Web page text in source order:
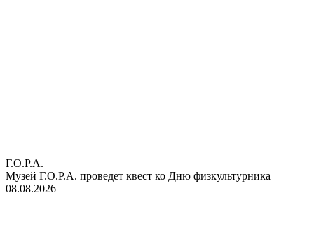
Г.О.Р.А.
Музей Г.О.Р.А. проведет квест ко Дню физкультурника
08.08.2026